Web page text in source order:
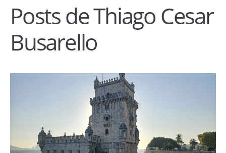
Posts de Thiago Cesar
Busarello